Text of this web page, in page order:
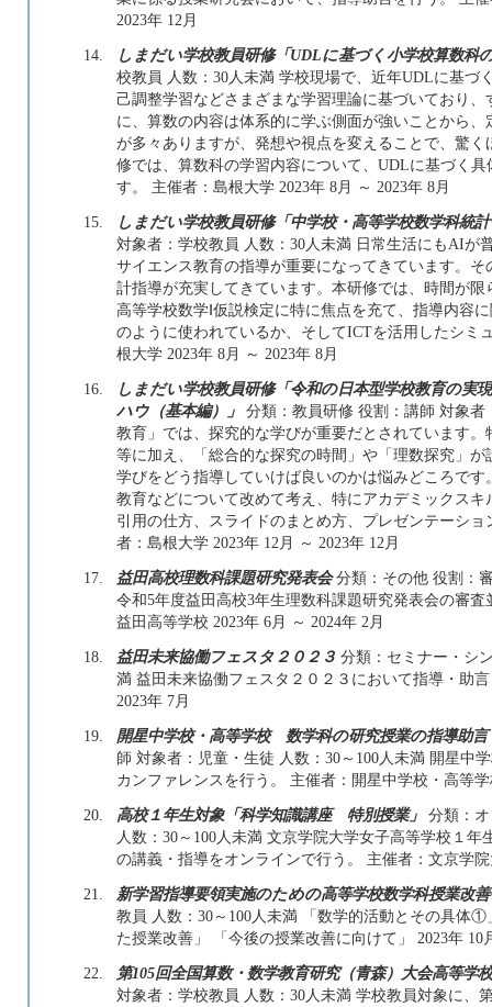
2023年 12月
14.
しまだい学校教員研修「UDLに基づく小学校算数科
校教員 人数：30人未満 学校現場で、近年UDLに基づ
己調整学習などさまざまな学習理論に基づいており
に、算数の内容は体系的に学ぶ側面が強いことから
が多々ありますが、発想や視点を変えることで、驚
修では、算数科の学習内容について、UDLに基づく
す。 主催者：島根大学 2023年 8月 ～ 2023年 8月
15.
しまだい学校教員研修「中学校・高等学校数学科統
対象者：学校教員 人数：30人未満 日常生活にもAIが
サイエンス教育の指導が重要になってきています。
計指導が充実してきています。本研修では、時間が
高等学校数学Ⅰ仮説検定に特に焦点を充て、指導内容
のように使われているか、そしてICTを活用したシミ
根大学 2023年 8月 ～ 2023年 8月
16.
しまだい学校教員研修「令和の日本型学校教育の実
ハウ（基本編）」
分類：教員研修 役割：講師 対象
教育」では、探究的な学びが重要だとされています
等に加え、「総合的な探究の時間」や「理数探究」
学びをどう指導していけば良いのかは悩みどころで
教育などについて改めて考え、特にアカデミックス
引用の仕方、スライドのまとめ方、プレゼンテーシ
者：島根大学 2023年 12月 ～ 2023年 12月
17.
益田高校理数科課題研究発表会分類：その他 役割：
令和5年度益田高校3年生理数科課題研究発表会の審
益田高等学校 2023年 6月 ～ 2024年 2月
18.
益田未来協働フェスタ２０２３ 分類：セミナー・シ
満 益田未来協働フェスタ２０２３において指導・助
2023年 7月
19.
開星中学校・高等学校 数学科の研究授業の指導助
師 対象者：児童・生徒 人数：30～100人未満 開星
カンファレンスを行う。 主催者：開星中学校・高等
20.
高校１年生対象「科学知識講座 特別授業」
分類：
人数：30～100人未満 文京学院大学女子高等学校１
の講義・指導をオンラインで行う。 主催者：文京学
21.
新学習指導要領実施のための高等学校数学科授業改
教員 人数：30～100人未満 「数学的活動とその具体
た授業改善」 「今後の授業改善に向けて」 2023年 10
22.
第105回全国算数・数学教育研究（青森）大会高等学
対象者：学校教員 人数：30人未満 学校教員対象に、